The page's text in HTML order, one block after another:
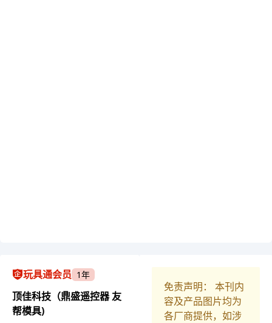
玩具通会员 1年
顶佳科技（鼎盛遥控器 友
帮模具)
免责声明： 本刊内
容及产品图片均为
各厂商提供，如涉